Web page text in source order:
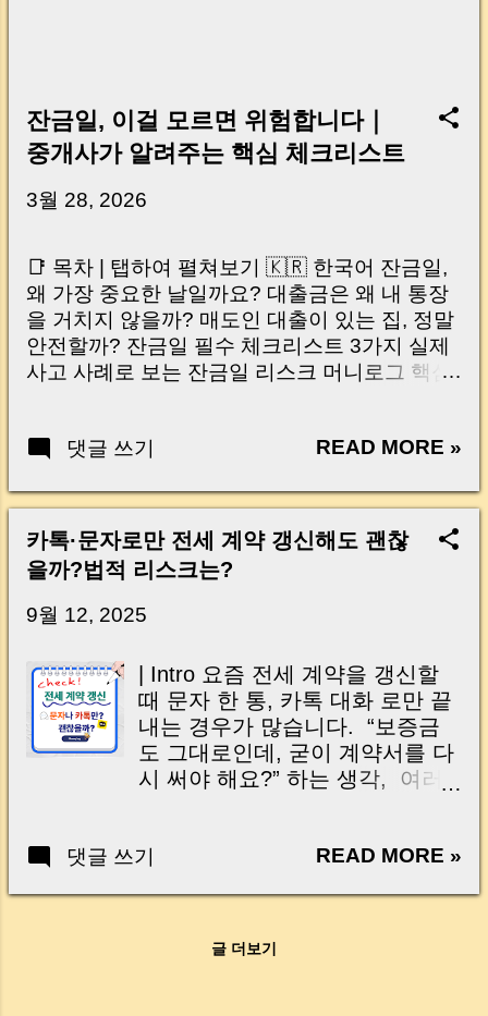
잔금일, 이걸 모르면 위험합니다｜
중개사가 알려주는 핵심 체크리스트
3월 28, 2026
📑 목차 | 탭하여 펼쳐보기 🇰🇷 한국어 잔금일,
왜 가장 중요한 날일까요? 대출금은 왜 내 통장
을 거치지 않을까? 매도인 대출이 있는 집, 정말
안전할까? 잔금일 필수 체크리스트 3가지 실제
사고 사례로 보는 잔금일 리스크 머니로그 핵심
Your Account Is It Safe If the Seller Has a
Real Risks and Mistakes to Avoid MoneyLog
Key Takeaway 혹시 이런 생각 해보신 적 있으
신가요? “잔금일… 그냥 돈 보내고 끝나는 거 아
닌가요?” 하지만 현장에서 보면 전혀 그렇지 않
습니다. 잔금일은 ‘서류 몇 장 처리하는 날’이 아
이는 가장 긴장되는 순간 입니다. 실제로 제가
중개 현장에서 겪었던 일입니다. 금요일 오후 3
시, 이체 한도에 막혀 송금이 멈췄고 그 자리에
서 계약이 무산될 뻔한 아찔한 상황이 있었습니
다. 또 어떤 분은 이렇게 말씀하십니다. “내 대출
인데 왜 내 통장으로 안 들어오죠?” “매도인이 대
사실은 ‘구조’를 몰라서 생기는 걱정입니다. 그래
서 오늘은 잔금일에 실제로 돈이 어떻게 움직이
는지, 왜 사고가 나는지, 그리고 무엇을 꼭 준비
드리겠습니다. 이 글 하나만 제대로 이해하시면,
댓글 쓰기 READ MORE »
카톡·문자로만 전세 계약 갱신해도 괜찮
을까?법적 리스크는?
9월 12, 2025
| Intro 요즘 전세 계약을 갱신할
때 문자 한 통, 카톡 대화 로만 끝
내는 경우가 많습니다. “보증금
도 그대로인데, 굳이 계약서를 다
시 써야 해요?” 하는 생각, 여러
년 9월 현재, 대부분의 은행과 보
찍힌 정식 계약서 가 아니면 보증
댓글 쓰기 READ MORE »
글 더보기